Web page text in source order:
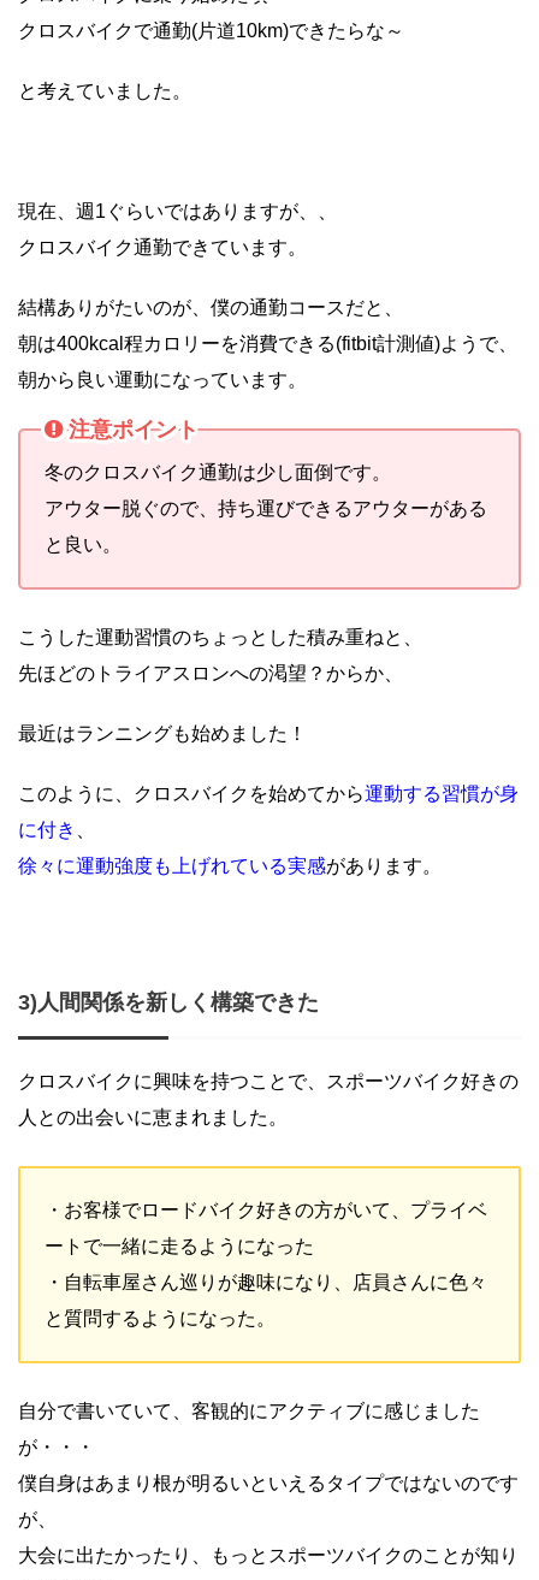
クロスバイクで通勤(片道10km)できたらな～
と考えていました。
現在、週1ぐらいではありますが、、
クロスバイク通勤できています。
結構ありがたいのが、僕の通勤コースだと、
朝は400kcal程カロリーを消費できる(fitbit計測値)ようで、
朝から良い運動になっています。
注意ポイント
冬のクロスバイク通勤は少し面倒です。
アウター脱ぐので、持ち運びできるアウターがある
と良い。
こうした運動習慣のちょっとした積み重ねと、
先ほどのトライアスロンへの渇望？からか、
最近はランニングも始めました！
このように、クロスバイクを始めてから運動する習慣が身
に付き
徐々に運動強度も上げれている実感があります。
3)人間関係を新しく構築できた
クロスバイクに興味を持つことで、スポーツバイク好きの
人との出会いに恵まれました。
・お客様でロードバイク好きの方がいて、プライベ
ートで一緒に走るようになった
・自転車屋さん巡りが趣味になり、店員さんに色々
と質問するようになった。
自分で書いていて、客観的にアクティブに感じました
が・・・
僕自身はあまり根が明るいといえるタイプではないのです
が、
大会に出たかったり、もっとスポーツバイクのことが知り